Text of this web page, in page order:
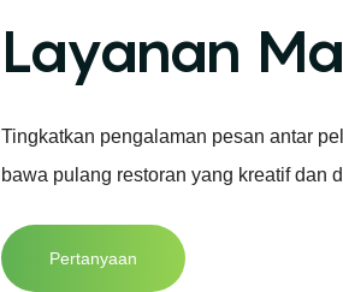
Layanan
Tingkatkan pengalaman pesan antar
bawa pulang restoran yang kreatif dan
Pertanyaan